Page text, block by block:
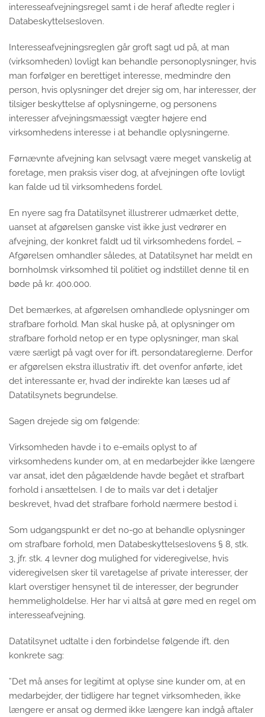
interesseafvejningsregel samt i de heraf afledte regler i
Databeskyttelsesloven.
Interesseafvejningsreglen går groft sagt ud på, at man
(virksomheden) lovligt kan behandle personoplysninger, hvis
man forfølger en berettiget interesse, medmindre den
person, hvis oplysninger det drejer sig om, har interesser, der
tilsiger beskyttelse af oplysningerne, og personens
interesser afvejningsmæssigt vægter højere end
virksomhedens interesse i at behandle oplysningerne.
Førnævnte afvejning kan selvsagt være meget vanskelig at
foretage, men praksis viser dog, at afvejningen ofte lovligt
kan falde ud til virksomhedens fordel.
En nyere sag fra Datatilsynet illustrerer udmærket dette,
uanset at afgørelsen ganske vist ikke just vedrører en
afvejning, der konkret faldt ud til virksomhedens fordel. –
Afgørelsen omhandler således, at Datatilsynet har meldt en
bornholmsk virksomhed til politiet og indstillet denne til en
bøde på kr. 400.000.
Det bemærkes, at afgørelsen omhandlede oplysninger om
strafbare forhold. Man skal huske på, at oplysninger om
strafbare forhold netop er en type oplysninger, man skal
være særligt på vagt over for ift. persondatareglerne. Derfor
er afgørelsen ekstra illustrativ ift. det ovenfor anførte, idet
det interessante er, hvad der indirekte kan læses ud af
Datatilsynets begrundelse.
Sagen drejede sig om følgende:
Virksomheden havde i to e-emails oplyst to af
virksomhedens kunder om, at en medarbejder ikke længere
var ansat, idet den pågældende havde begået et strafbart
forhold i ansættelsen. I de to mails var det i detaljer
beskrevet, hvad det strafbare forhold nærmere bestod i.
Som udgangspunkt er det no-go at behandle oplysninger
om strafbare forhold, men Databeskyttelseslovens § 8, stk.
3, jfr. stk. 4 levner dog mulighed for videregivelse, hvis
videregivelsen sker til varetagelse af private interesser, der
klart overstiger hensynet til de interesser, der begrunder
hemmeligholdelse. Her har vi altså at gøre med en regel om
interesseafvejning.
Datatilsynet udtalte i den forbindelse følgende ift. den
konkrete sag:
”Det må anses for legitimt at oplyse sine kunder om, at en
medarbejder, der tidligere har tegnet virksomheden, ikke
længere er ansat og dermed ikke længere kan indgå aftaler